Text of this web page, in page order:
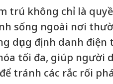
trú không chỉ là
sống ngoài nơi
dụng định danh
tối đa, giúp người
tránh các rắc rối